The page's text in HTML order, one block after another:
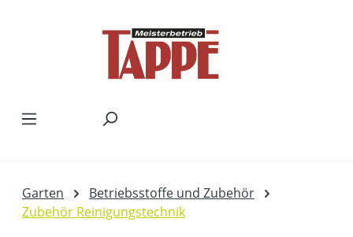
Garten
Betriebsstoffe und Zubehör
Zubehör Reinigungstechnik